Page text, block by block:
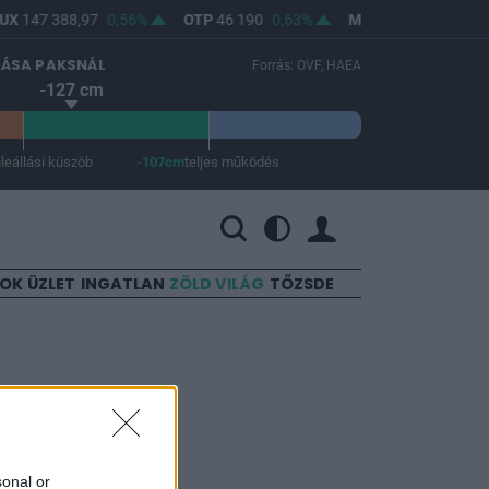
or
147 388,97 0,56% OTP46 190 0,63% MOL
PAKSNÁL Forrás: OVF, HAEA
-127 cm
leállási küszöb -107cmteljes működés
ÜZLET INGATLAN ZÖLD VILÁG TŐZSDE